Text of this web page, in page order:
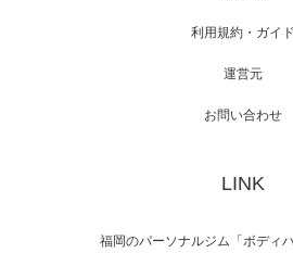
【TV】NHK BS「
「ねとらぼ」さんに
利用規約・ガイド
運営元
お問い合わせ
LINK
福岡のパーソナルジム「ボディ